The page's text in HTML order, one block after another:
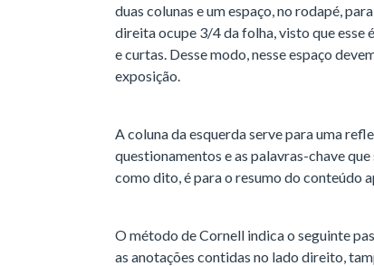
duas colunas e um espaço, no rodapé,
direita ocupe 3/4 da folha, visto que esse
e curtas. Desse modo, nesse espaço
exposição.
A coluna da esquerda serve para uma
questionamentos e as palavras-chave
como dito, é para o resumo do conteúdo
O método de Cornell indica o seguinte
as anotações contidas no lado direito,